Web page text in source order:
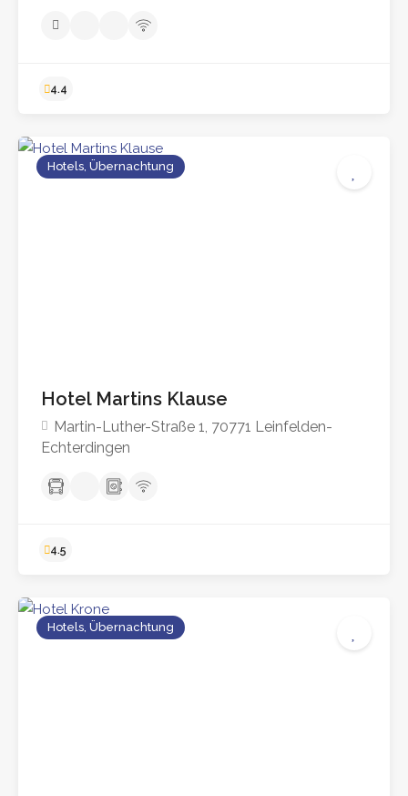
Hotels, Übernachtung
Hotel Martins Klause
Martin-Luther-Straße 1, 70771 Leinfelden-
Echterdingen
Hotels, Übernachtung